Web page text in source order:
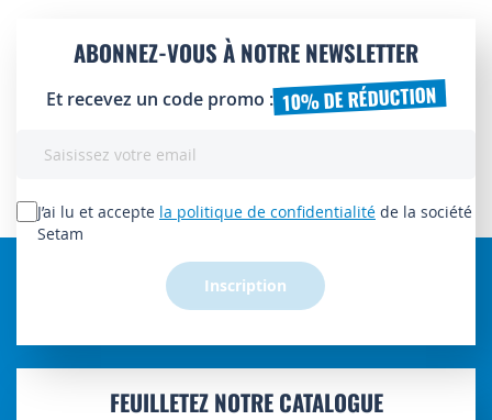
ABONNEZ-VOUS À NOTRE NEWSLETTER
Et recevez un code promo : 10% DE RÉDUCTION
lettre
d’information
J’ai lu et accepte la politique de confidentialité de la société
Setam
Inscription
FEUILLETEZ NOTRE CATALOGUE